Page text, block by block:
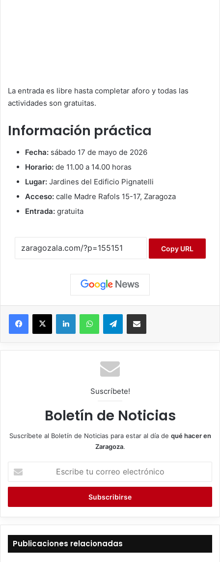
La entrada es libre hasta completar aforo y todas las
actividades son gratuitas.
Información práctica
Fecha: sábado 17 de mayo de 2026
Horario: de 11.00 a 14.00 horas
Lugar: Jardines del Edificio Pignatelli
Acceso: calle Madre Rafols 15-17, Zaragoza
Entrada: gratuita
Copy URL
Telegram
Suscríbete!
Boletín de Noticias
Suscríbete al Boletín de Noticias para estar al día de qué hacer en
Zaragoza.
c
i
b
Publicaciones relacionadas